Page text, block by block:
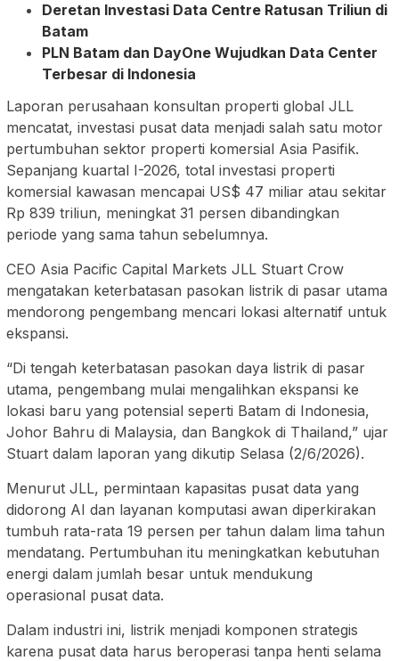
Deretan Investasi Data Centre Ratusan Triliun di
Batam
PLN Batam dan DayOne Wujudkan Data Center
Terbesar di Indonesia
Laporan perusahaan konsultan properti global JLL
mencatat, investasi pusat data menjadi salah satu motor
pertumbuhan sektor properti komersial Asia Pasifik.
Sepanjang kuartal I-2026, total investasi properti
komersial kawasan mencapai US$ 47 miliar atau sekitar
Rp 839 triliun, meningkat 31 persen dibandingkan
periode yang sama tahun sebelumnya.
CEO Asia Pacific Capital Markets JLL Stuart Crow
mengatakan keterbatasan pasokan listrik di pasar utama
mendorong pengembang mencari lokasi alternatif untuk
ekspansi.
“Di tengah keterbatasan pasokan daya listrik di pasar
utama, pengembang mulai mengalihkan ekspansi ke
lokasi baru yang potensial seperti Batam di Indonesia,
Johor Bahru di Malaysia, dan Bangkok di Thailand,” ujar
Stuart dalam laporan yang dikutip Selasa (2/6/2026).
Menurut JLL, permintaan kapasitas pusat data yang
didorong AI dan layanan komputasi awan diperkirakan
tumbuh rata-rata 19 persen per tahun dalam lima tahun
mendatang. Pertumbuhan itu meningkatkan kebutuhan
energi dalam jumlah besar untuk mendukung
operasional pusat data.
Dalam industri ini, listrik menjadi komponen strategis
karena pusat data harus beroperasi tanpa henti selama